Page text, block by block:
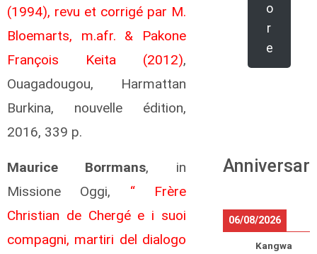
(1994), revu et corrigé par M.
Bloemarts, m.afr. & Pakone
François Keita (2012),
Ouagadougou, Harmattan
Burkina, nouvelle édition,
2016, 339 p.
Maurice Borrmans, in
Missione Oggi, “ Frère
Christian de Chergé e i suoi
compagni, martiri del dialogo
o
r
e
06/08/2026
Kangwa